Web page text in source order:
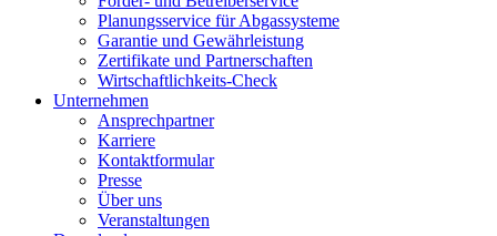
Planungsservice für Abgassysteme
Garantie und Gewährleistung
Zertifikate und Partnerschaften
Wirtschaftlichkeits-Check
Unternehmen
Ansprechpartner
Karriere
Kontaktformular
Presse
Über uns
Veranstaltungen